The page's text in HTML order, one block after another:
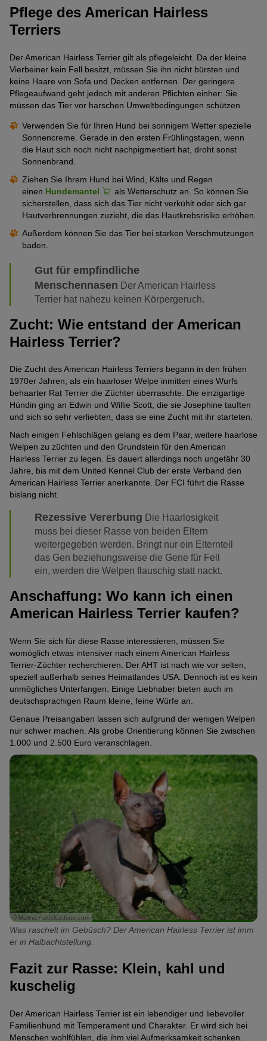
Pflege des American Hairless
Terriers
Der American Hairless Terrier gilt als pflegeleicht. Da der kleine
Vierbeiner kein Fell besitzt, müssen Sie ihn nicht bürsten und
keine Haare von Sofa und Decken entfernen. Der geringere
Pflegeaufwand geht jedoch mit anderen Pflichten einher: Sie
müssen das Tier vor harschen Umweltbedingungen schützen.
Verwenden Sie für Ihren Hund bei sonnigem Wetter spezielle
Sonnencreme. Gerade in den ersten Frühlingstagen, wenn
die Haut sich noch nicht nachpigmentiert hat, droht sonst
Sonnenbrand.
Ziehen Sie Ihrem Hund bei Wind, Kälte und Regen
einen Hundemantel
als Wetterschutz an. So können Sie
sicherstellen, dass sich das Tier nicht verkühlt oder sich gar
Hautverbrennungen zuzieht, die das Hautkrebsrisiko erhöhen.
Außerdem können Sie das Tier bei starken Verschmutzungen
baden.
Gut für empfindliche
Menschennasen Der American Hairless
Terrier hat nahezu keinen Körpergeruch.
Zucht: Wie entstand der American
Hairless Terrier?
Die Zucht des American Hairless Terriers begann in den frühen
1970er Jahren, als ein haarloser Welpe inmitten eines Wurfs
behaarter Rat Terrier die Züchter überraschte. Die einzigartige
Hündin ging an Edwin und Willie Scott, die sie Josephine tauften
und sich so sehr verliebten, dass sie eine Zucht mit ihr starteten.
Nach einigen Fehlschlägen gelang es dem Paar, weitere haarlose
Welpen zu züchten und den Grundstein für den American
Hairless Terrier zu legen. Es dauert allerdings noch ungefähr 30
Jahre, bis mit dem United Kennel Club der erste Verband den
American Hairless Terrier anerkannte. Der FCI führt die Rasse
bislang nicht.
Rezessive Vererbung Die Haarlosigkeit
muss bei dieser Rasse von beiden Eltern
weitergegeben werden. Bringt nur ein Elternteil
das Gen beziehungsweise die Gene für Fell
ein, werden die Welpen flauschig statt nackt.
Anschaffung: Wo kann ich einen
American Hairless Terrier kaufen?
Wenn Sie sich für diese Rasse interessieren, müssen Sie
womöglich etwas intensiver nach einem American Hairless
Terrier-Züchter recherchieren. Der AHT ist nach wie vor selten,
speziell außerhalb seines Heimatlandes USA. Dennoch ist es kein
unmögliches Unterfangen. Einige Liebhaber bieten auch im
deutschsprachigen Raum kleine, feine Würfe an.
Genaue Preisangaben lassen sich aufgrund der wenigen Welpen
nur schwer machen. Als grobe Orientierung können Sie zwischen
1.000 und 2.500 Euro veranschlagen.
© Marina / stock.adobe.com
Was raschelt im Gebüsch? Der American Hairless Terrier ist imm
er in Halbachtstellung.
Fazit zur Rasse: Klein, kahl und
kuschelig
Der American Hairless Terrier ist ein lebendiger und liebevoller
Familienhund mit Temperament und Charakter. Er wird sich bei
Menschen wohlfühlen, die ihm viel Aufmerksamkeit schenken.